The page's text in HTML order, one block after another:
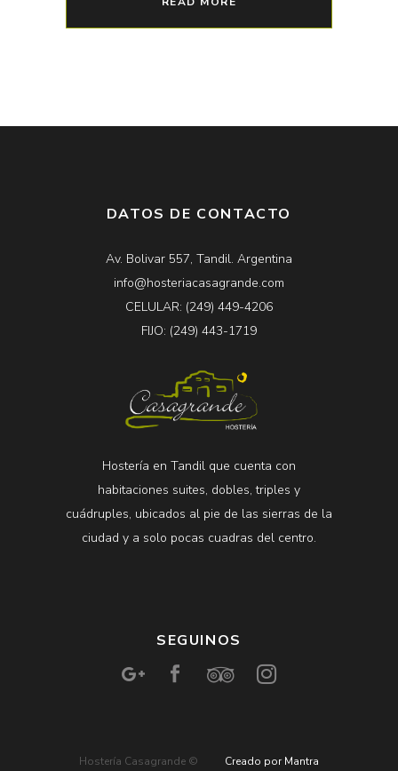
DATOS DE CONTACTO
Av. Bolivar 557, Tandil. Argentina
info@hosteriacasagrande.com
CELULAR: (249) 449-4206
FIJO: (249) 443-1719
Hostería en Tandil que cuenta con
habitaciones suites, dobles, triples y
cuádruples, ubicados al pie de las sierras de la
ciudad y a solo pocas cuadras del centro.
SEGUINOS
Hostería Casagrande © Creado por Mantra